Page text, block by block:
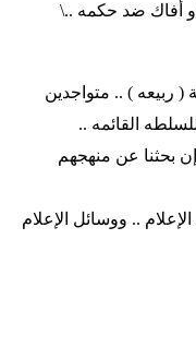
أفاك ضد حكمه ..\
ربيعه ) .. متواجدين
القائمه ..
بحثنا عن منهجهم
.. ووسائل الإعلام